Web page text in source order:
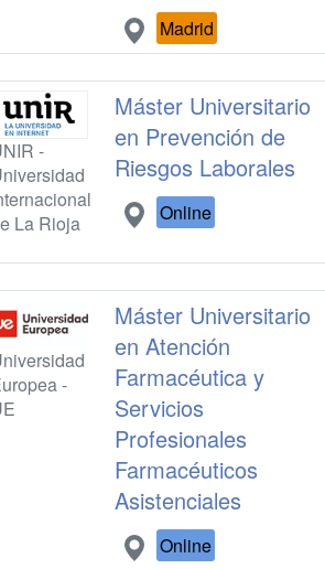
Madrid
-
La Rioja
Máster Universitario
en Prevención de
Riesgos Laborales
Online
-
Máster Universitario
en Atención
Farmacéutica y
Servicios
Profesionales
Farmacéuticos
Asistenciales
Online